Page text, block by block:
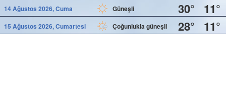
14 Ağustos 2026, Cuma Güneşli 30° 11°
15 Ağustos 2026, Cumartesi Çoğunlukla güneşli 28° 11°